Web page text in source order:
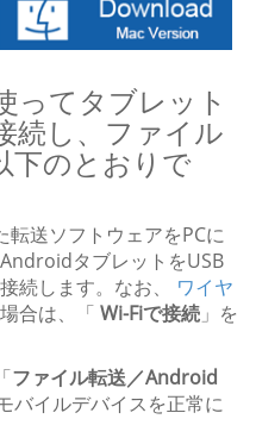
ってタブレット
続し、ファイル
下のとおりで
転送ソフトウェアをPCに
タブレットをUSB
続します。なお、 ワイヤ
合は、「 Wi-Fiで接続 」を
ファイル転送／Android
バイルデバイスを正常に